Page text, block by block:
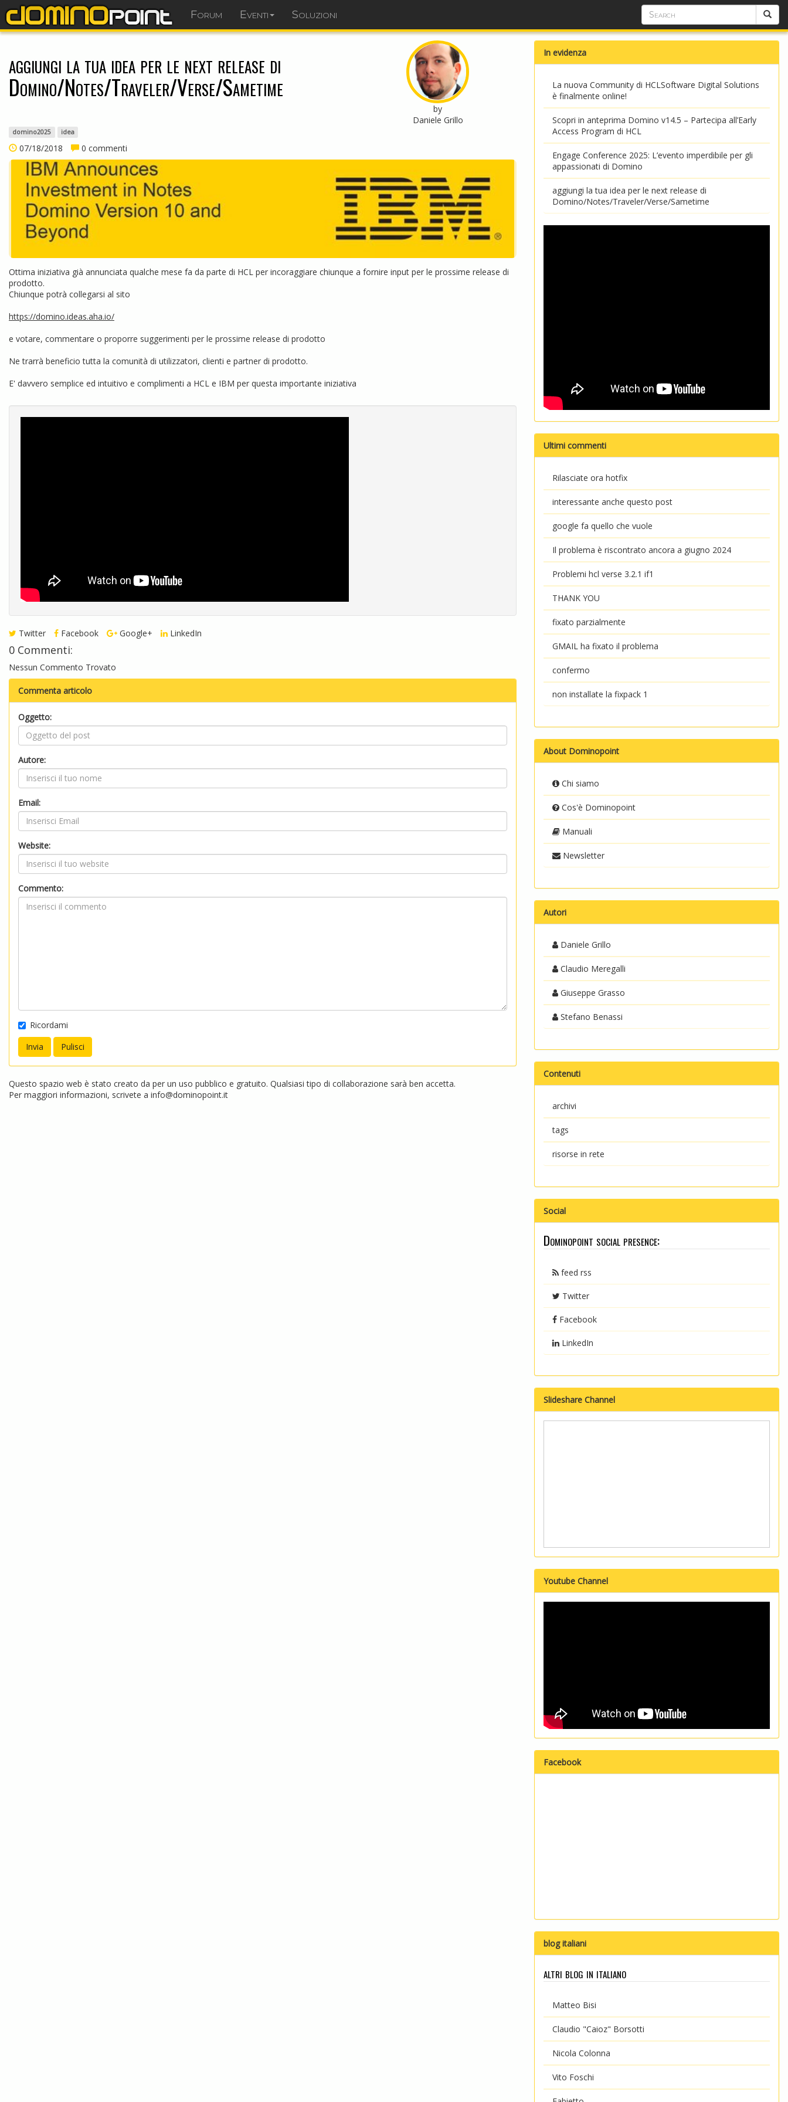
Forum Eventi Soluzioni
aggiungi la tua idea per le next release di
Domino/Notes/Traveler/Verse/Sametime
by
Daniele Grillo
domino2025 idea
07/18/2018 0 commenti
Ottima iniziativa già annunciata qualche mese fa da parte di HCL per incoraggiare chiunque a fornire input per le prossime release di
prodotto.
Chiunque potrà collegarsi al sito
https://domino.ideas.aha.io/
e votare, commentare o proporre suggerimenti per le prossime release di prodotto
Ne trarrà beneficio tutta la comunità di utilizzatori, clienti e partner di prodotto.
E' davvero semplice ed intuitivo e complimenti a HCL e IBM per questa importante iniziativa
Twitter Facebook Google+ LinkedIn
0 Commenti:
Nessun Commento Trovato
Commenta articolo
Oggetto:
Autore:
Email:
Website:
Commento:
Ricordami
Questo spazio web è stato creato da per un uso pubblico e gratuito. Qualsiasi tipo di collaborazione sarà ben accetta.
Per maggiori informazioni, scrivete a info@dominopoint.it
In evidenza
La nuova Community di HCLSoftware Digital Solutions
è finalmente online!
Scopri in anteprima Domino v14.5 – Partecipa all’Early
Access Program di HCL
Engage Conference 2025: L’evento imperdibile per gli
appassionati di Domino
aggiungi la tua idea per le next release di
Domino/Notes/Traveler/Verse/Sametime
Ultimi commenti
Rilasciate ora hotfix
interessante anche questo post
google fa quello che vuole
Il problema è riscontrato ancora a giugno 2024
Problemi hcl verse 3.2.1 if1
THANK YOU
fixato parzialmente
GMAIL ha fixato il problema
confermo
non installate la fixpack 1
About Dominopoint
Chi siamo
Cos'è Dominopoint
Manuali
Newsletter
Autori
Daniele Grillo
Claudio Meregalli
Giuseppe Grasso
Stefano Benassi
Contenuti
archivi
tags
risorse in rete
Social
Dominopoint social presence:
feed rss
Twitter
Facebook
LinkedIn
Slideshare Channel
Youtube Channel
Facebook
blog italiani
altri blog in italiano
Matteo Bisi
Claudio "Caioz" Borsotti
Nicola Colonna
Vito Foschi